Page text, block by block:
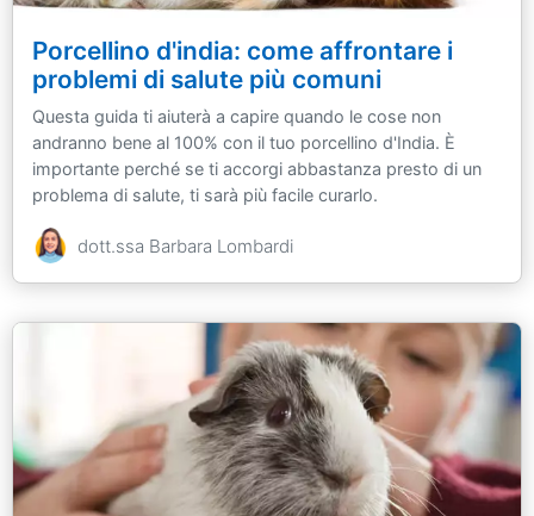
Porcellino d'india: come affrontare i
problemi di salute più comuni
Questa guida ti aiuterà a capire quando le cose non
andranno bene al 100% con il tuo porcellino d'India. È
importante perché se ti accorgi abbastanza presto di un
problema di salute, ti sarà più facile curarlo.
dott.ssa Barbara Lombardi